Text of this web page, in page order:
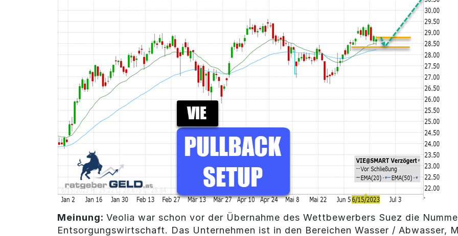
Meinung: Veolia war schon vor der Übernahme des Wettbewerbers Suez die
Entsorgungswirtschaft. Das Unternehmen ist in den Bereichen Wasser / Abwasser,